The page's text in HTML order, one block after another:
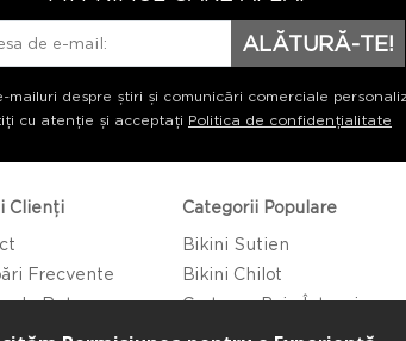
ALĂTURĂ-TE!
mailuri despre știri și comunicări comerciale
cu atenție și acceptați Politica de confidențialitate
Clienți
Frecvente
de Returnare
Categorii Populare
Bikini Sutien
Bikini Chilot
Costume Baie Întregi
Caftan/Pareo